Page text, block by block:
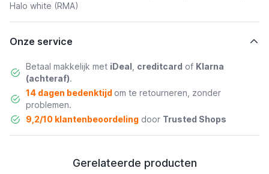
Halo white (RMA)
Onze service
Betaal makkelijk met iDeal creditcard of Klarna
(achteraf).
14 dagen bedenktijd om te retourneren, zonder
problemen.
9,2/10 klantenbeoordelingdoor Trusted Shops
Gerelateerde producten